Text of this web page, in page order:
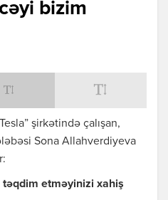
bizim
şirkətində çalışan,
Sona Allahverdiyeva
təqdim etməyinizi xahiş